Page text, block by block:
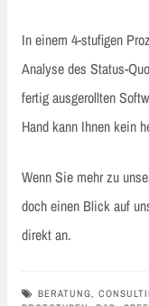
In einem 4-stufigen
Analyse des Status-
fertig ausgerollten
Hand kann Ihnen kein
Wenn Sie mehr zu
doch einen Blick auf
direkt an.
BERATUNG,